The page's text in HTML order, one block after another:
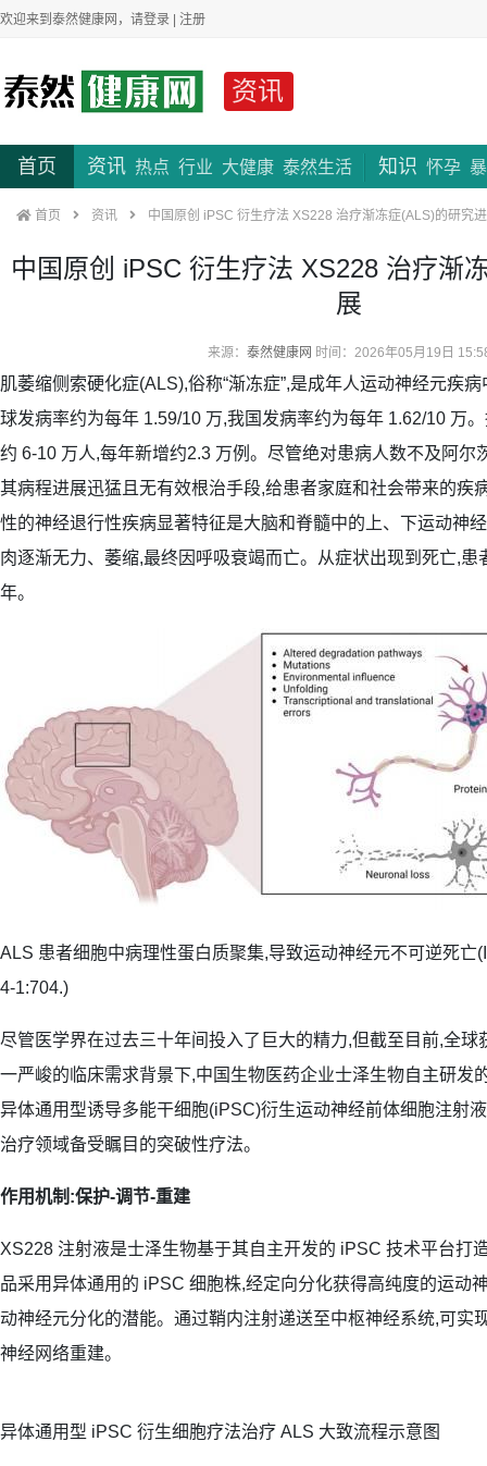
欢迎来到泰然健康网，请登录 | 注册
资讯
首页 资讯 热点 行业 大健康 泰然生活 知识 怀孕
首页 资讯 中国原创 iPSC 衍生疗法 XS228 治疗渐冻症(ALS)的研究
中国原创 iPSC 衍生疗法 XS228 治疗渐
展
来源： 泰然健康网 时间：2026年05月19日
肌萎缩侧索硬化症(ALS),俗称“渐冻症”,是成年人运动神经元疾
球发病率约为每年 1.59/10 万,我国发病率约为每年 1.62/10 万
约 6-10 万人,每年新增约2.3 万例。尽管绝对患病人数不及阿尔
其病程进展迅猛且无有效根治手段,给患者家庭和社会带来的疾
性的神经退行性疾病显著特征是大脑和脊髓中的上、下运动神
肉逐渐无力、萎缩,最终因呼吸衰竭而亡。从症状出现到死亡,患
年。
ALS 患者细胞中病理性蛋白质聚集,导致运动神经元不可逆死亡
4-1:704.)
尽管医学界在过去三十年间投入了巨大的精力,但截至目前,全球
一严峻的临床需求背景下,中国生物医药企业士泽生物自主研发
异体通用型诱导多能干细胞(iPSC)衍生运动神经前体细胞注射
治疗领域备受瞩目的突破性疗法。
作用机制:保护-调节-重建
XS228 注射液是士泽生物基于其自主开发的 iPSC 技术平台打
品采用异体通用的 iPSC 细胞株,经定向分化获得高纯度的运动
动神经元分化的潜能。通过鞘内注射递送至中枢神经系统,可实
神经网络重建。
异体通用型 iPSC 衍生细胞疗法治疗 ALS 大致流程示意图